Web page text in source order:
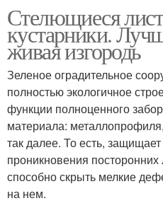
Стелющиеся
кустарники.
живая изгородь
Зеленое оградительное
полностью экологичное
функции полноценного
материала:
так далее. То есть,
проникновения посторонних
способно скрыть мелкие
на нем.